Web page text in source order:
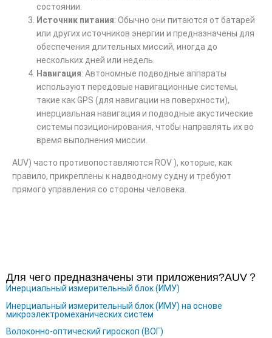
состоянии.
Источник питания: Обычно они питаются от батарей
или других источников энергии и предназначены для
обеспечения длительных миссий, иногда до
нескольких дней или недель.
Навигация: Автономные подводные аппараты
используют передовые навигационные системы,
такие как GPS (для навигации на поверхности),
инерциальная навигация и подводные акустические
системы позиционирования, чтобы направлять их во
время выполнения миссии.
AUV) часто противопоставляются ROV ), которые, как
правило, прикреплены к надводному судну и требуют
прямого управления со стороны человека.
Для чего предназначены эти приложения?AUV ？
Инерциальный измерительный блок (ИМУ)
Инерциальный измерительный блок (ИМУ) на основе
микроэлектромеханических систем
Волоконно-оптический гироскоп (ВОГ)